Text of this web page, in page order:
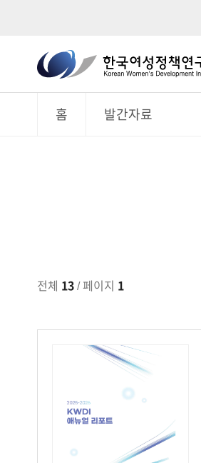
한
국
여
Development
체
홈 발간자료
전체 13 / 페이지 1